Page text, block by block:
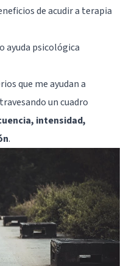
de acudir a terapia
ayuda psicológica
que me ayudan a
un cuadro
intensidad,
.